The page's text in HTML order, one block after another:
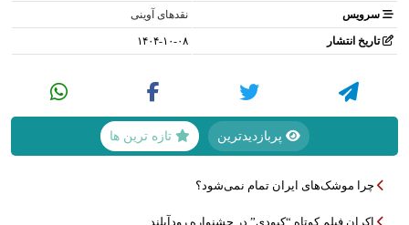
سرویس نقدهای آوینی
تاریخ انتشار ۱۴۰۴-۱۰-۰۸
پربازدیدترین تازه ترین ها
چرا موشک‌های ایران تمام نمی‌شود؟
اکران فیلم کوتاه “کبودی” در جشنواره رودآیلند